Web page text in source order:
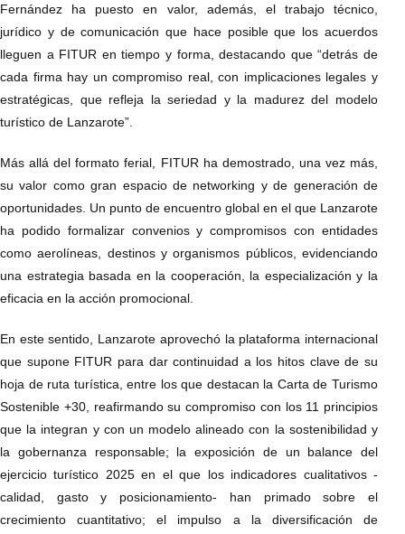
Fernández ha puesto en valor, además, el trabajo técnico,
jurídico y de comunicación que hace posible que los acuerdos
lleguen a FITUR en tiempo y forma, destacando que “detrás de
cada firma hay un compromiso real, con implicaciones legales y
estratégicas, que refleja la seriedad y la madurez del modelo
turístico de Lanzarote”.
Más allá del formato ferial, FITUR ha demostrado, una vez más,
su valor como gran espacio de networking y de generación de
oportunidades. Un punto de encuentro global en el que Lanzarote
ha podido formalizar convenios y compromisos con entidades
como aerolíneas, destinos y organismos públicos, evidenciando
una estrategia basada en la cooperación, la especialización y la
eficacia en la acción promocional.
En este sentido, Lanzarote aprovechó la plataforma internacional
que supone FITUR para dar continuidad a los hitos clave de su
hoja de ruta turística, entre los que destacan la Carta de Turismo
Sostenible +30, reafirmando su compromiso con los 11 principios
que la integran y con un modelo alineado con la sostenibilidad y
la gobernanza responsable; la exposición de un balance del
ejercicio turístico 2025 en el que los indicadores cualitativos -
calidad, gasto y posicionamiento- han primado sobre el
crecimiento cuantitativo; el impulso a la diversificación de